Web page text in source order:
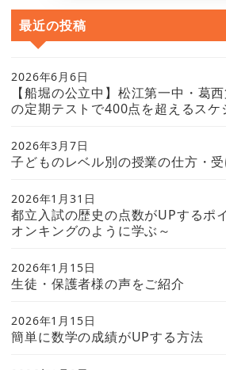
最近の投稿
【船堀の公立中】松江第一中・葛
の定期テストで400点を超えるス
2026年6月6日
子どものレベル別の授業の仕方・
2026年3月7日
都立入試の歴史の点数がUPするポ
オンキングのように学ぶ～
2026年1月31日
生徒・保護者様の声をご紹介
2026年1月15日
簡単に数学の成績がUPする方法
2026年1月15日